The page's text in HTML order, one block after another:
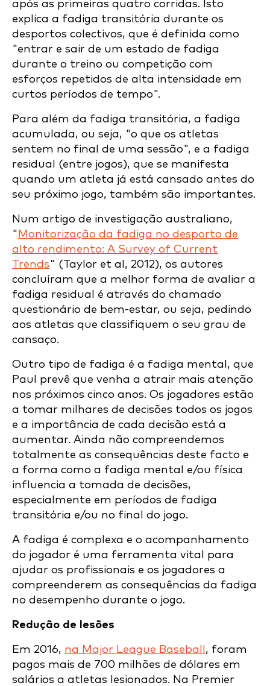
após as primeiras quatro corridas. Isto
explica a fadiga transitória durante os
desportos colectivos, que é definida como
"entrar e sair de um estado de fadiga
durante o treino ou competição com
esforços repetidos de alta intensidade em
curtos períodos de tempo".
Para além da fadiga transitória, a fadiga
acumulada, ou seja, "o que os atletas
sentem no final de uma sessão", e a fadiga
residual (entre jogos), que se manifesta
quando um atleta já está cansado antes do
seu próximo jogo, também são importantes.
Num artigo de investigação australiano,
" Monitorização da fadiga no desporto de
alto rendimento: A Survey of Current
Trends" (Taylor et al, 2012), os autores
concluíram que a melhor forma de avaliar a
fadiga residual é através do chamado
questionário de bem-estar, ou seja, pedindo
aos atletas que classifiquem o seu grau de
cansaço.
Outro tipo de fadiga é a fadiga mental, que
Paul prevê que venha a atrair mais atenção
nos próximos cinco anos. Os jogadores estão
a tomar milhares de decisões todos os jogos
e a importância de cada decisão está a
aumentar. Ainda não compreendemos
totalmente as consequências deste facto e
a forma como a fadiga mental e/ou física
influencia a tomada de decisões,
especialmente em períodos de fadiga
transitória e/ou no final do jogo.
A fadiga é complexa e o acompanhamento
do jogador é uma ferramenta vital para
ajudar os profissionais e os jogadores a
compreenderem as consequências da fadiga
no desempenho durante o jogo.
Redução de lesões
Em 2016, na Major League Baseball , foram
pagos mais de 700 milhões de dólares em
salários a atletas lesionados. Na Premier